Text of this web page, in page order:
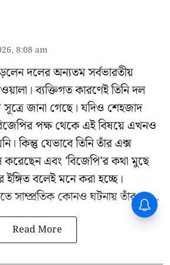
8:08 am
দলের অন্যতম সর্বভারতীয়
ব্যক্তিগত কারণেই তিনি দল
জানা গেছে। যদিও শেহজাদ
পক্ষ থেকে এই বিষয়ে এখনও
কিন্তু যেভাবে তিনি তাঁর এক্স
করেছেন এবং 'বিজেপি'র কথা মুছে
ইঙ্গিত বলেই মনে করা হচ্ছে।
সাম্প্রতিক কোনও ঘটনায় তাঁর স ...
Read More